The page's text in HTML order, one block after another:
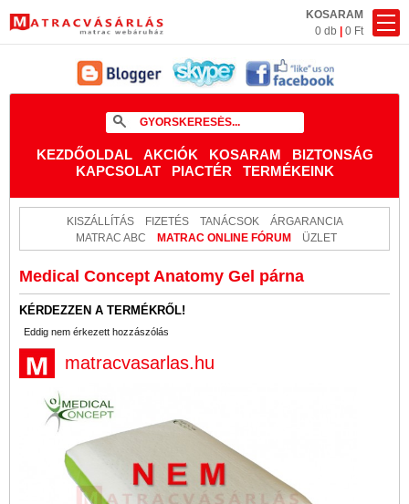
KOSARAM
0 db
0 Ft
KEZDŐOLDAL AKCIÓK KOSARAM
BIZTONSÁG
KAPCSOLAT
PIACTÉR TERMÉKEINK
KISZÁLLÍTÁS FIZETÉS TANÁCSOK
ÁRGARANCIA
MATRAC ABC
MATRAC ONLINE FÓRUM ÜZLET
Medical Concept Anatomy Gel párna
KÉRDEZZEN A TERMÉKRŐL!
Eddig nem érkezett hozzászólás
matracvasarlas.hu